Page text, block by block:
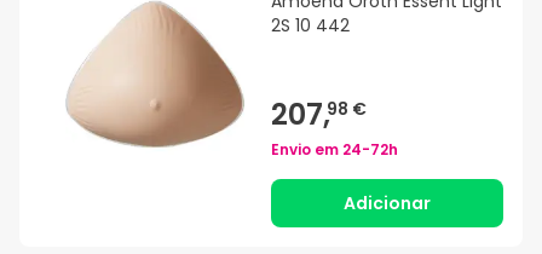
2S 10 442
207,98 €
Envio em 24-72h
Adicionar